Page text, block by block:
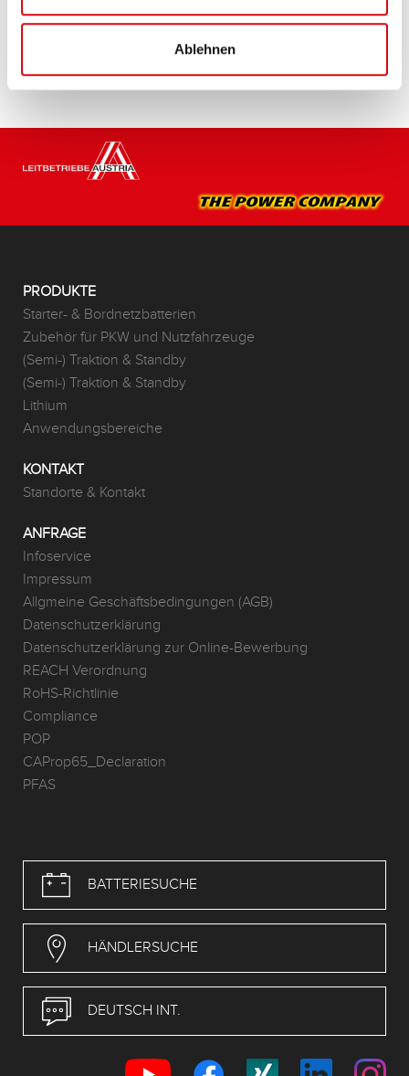
Ablehnen
HÄNDLER & EINBAUSERVICE >
PRODUKTE
Starter- & Bordnetzbatterien
Zubehör für PKW und Nutzfahrzeuge
(Semi-) Traktion & Standby
(Semi-) Traktion & Standby
Lithium
Anwendungsbereiche
KONTAKT
Standorte & Kontakt
ANFRAGE
Infoservice
Impressum
Allgmeine Geschäftsbedingungen (AGB)
Datenschutzerklärung
Datenschutzerklärung zur Online-Bewerbung
REACH Verordnung
RoHS-Richtlinie
Compliance
POP
CAProp65_Declaration
PFAS
BATTERIESUCHE
HÄNDLERSUCHE
DEUTSCH INT.